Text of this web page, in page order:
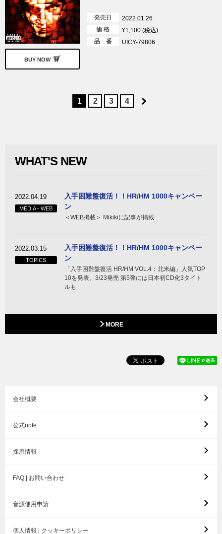
BUY NOW
発売日
2022.01.26
価 格
¥1,100 (税込)
品 番
UICY-79806
1 2 3 4
WHAT'S NEW
2022.04.19
MEDIA - WEB
入手困難盤復活！！HR/HM 1000キャンペー
ン
＜WEB掲載＞ Mikikiに記事が掲載
2022.03.15
TOPICS
入手困難盤復活！！HR/HM 1000キャンペー
ン
「入手困難盤復活 HR/HM VOL.4：北米編」人気TOP
10を発表。3/23発売 第5弾には日本初CD化3タイト
ルも
MORE
会社概要
公式note
採用情報
FAQ | お問い合わせ
音源使用申請
個人情報 | クッキーポリシー